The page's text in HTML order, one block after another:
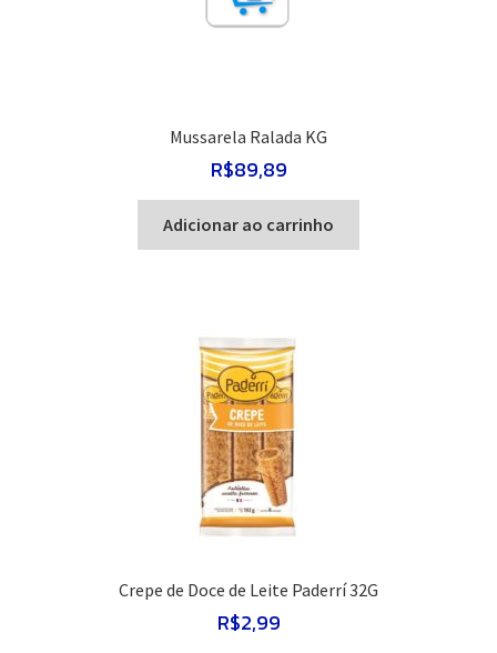
Mussarela Ralada KG
R$89,89
Adicionar ao carrinho
Crepe de Doce de Leite Paderrí 32G
R$2,99